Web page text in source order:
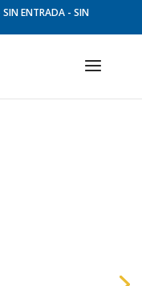
ENTRADA - SIN